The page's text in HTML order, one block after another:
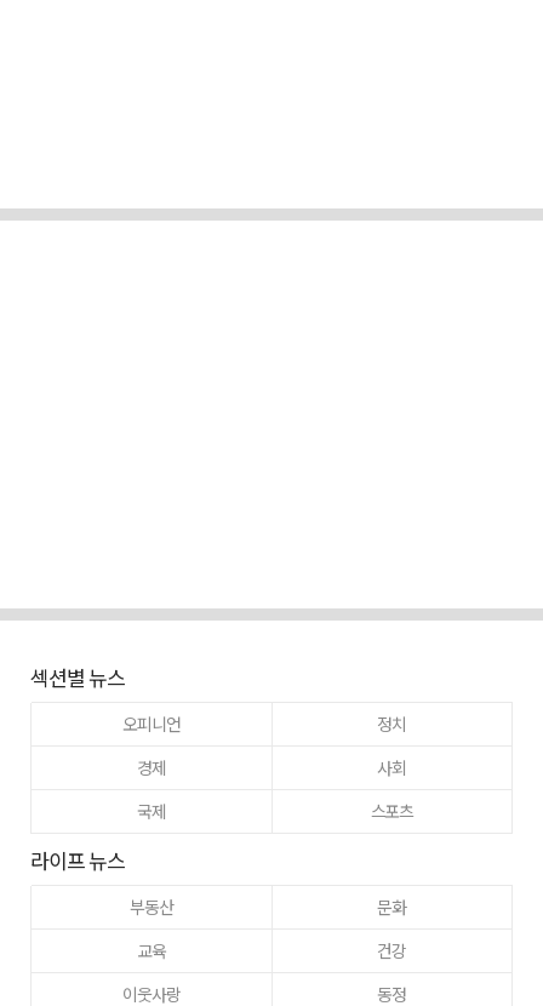
섹션별 뉴스
오피니언
정치
경제
사회
국제
스포츠
라이프 뉴스
부동산
문화
교육
건강
이웃사랑
동정